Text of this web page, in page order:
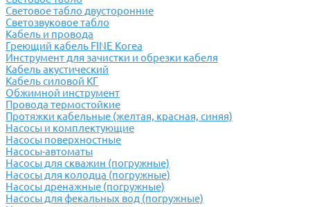
Световое табло двусторонние
Светозвуковое табло
Кабель и провода
Греющий кабель FINE Korea
Инструмент для зачистки и обрезки кабеля
Кабель акустический
Кабель силовой КГ
Обжимной инструмент
Провода термостойкие
Протяжки кабельные (желтая, красная, синяя)
Насосы и комплектующие
Насосы поверхностные
Насосы-автоматы
Насосы для скважин (погружные)
Насосы для колодца (погружные)
Насосы дренажные (погружные)
Насосы для фекальных вод (погружные)